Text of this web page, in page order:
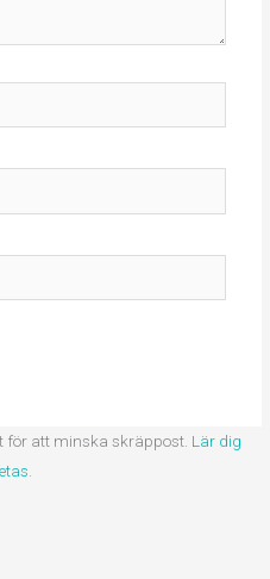
för att minska skräppost. Lär dig
.